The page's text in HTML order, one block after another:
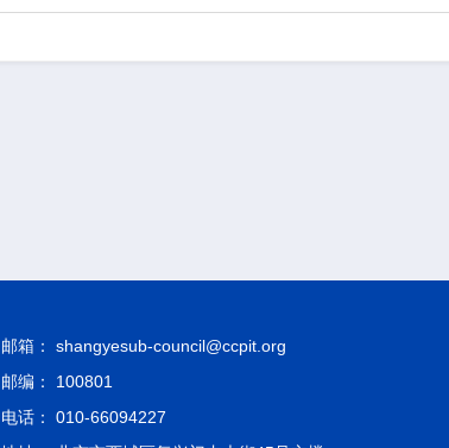
邮箱： shangyesub-council@ccpit.org
邮编： 100801
电话： 010-66094227